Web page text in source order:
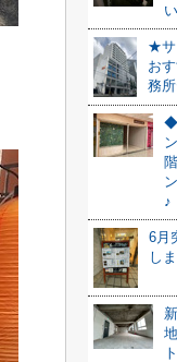
★サ
お
務
◆
♪
6月
し